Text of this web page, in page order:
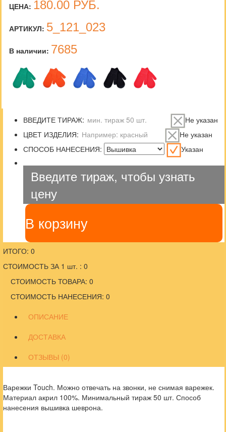
ЦЕНА: 180.00 РУБ.
АРТИКУЛ: 5_121_023
В наличии: 7685
ВВЕДИТЕ ТИРАЖ:
Не указан
ЦВЕТ ИЗДЕЛИЯ:
Не указан
СПОСОБ НАНЕСЕНИЯ:
Указан
Введите тираж, чтобы узнать
цену
В корзину
ИТОГО: 0
СТОИМОСТЬ ЗА 1 шт. : 0
СТОИМОСТЬ ТОВАРА: 0
СТОИМОСТЬ НАНЕСЕНИЯ: 0
ОПИСАНИЕ
ДОСТАВКА
ОТЗЫВЫ (0)
Варежки Touch. Можно отвечать на звонки, не снимая варежек.
Материал акрил 100%. Минимальный тираж 50 шт. Способ
нанесения вышивка шеврона.